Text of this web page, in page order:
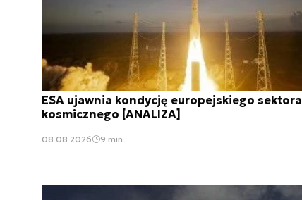
ESA ujawnia kondycję europejskiego sektora
kosmicznego [ANALIZA]
08.08.2026 9 min.